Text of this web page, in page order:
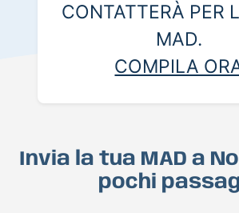
CONTATTERÀ PER
MAD.
COMPILA
Invia la tua MAD a
pochi